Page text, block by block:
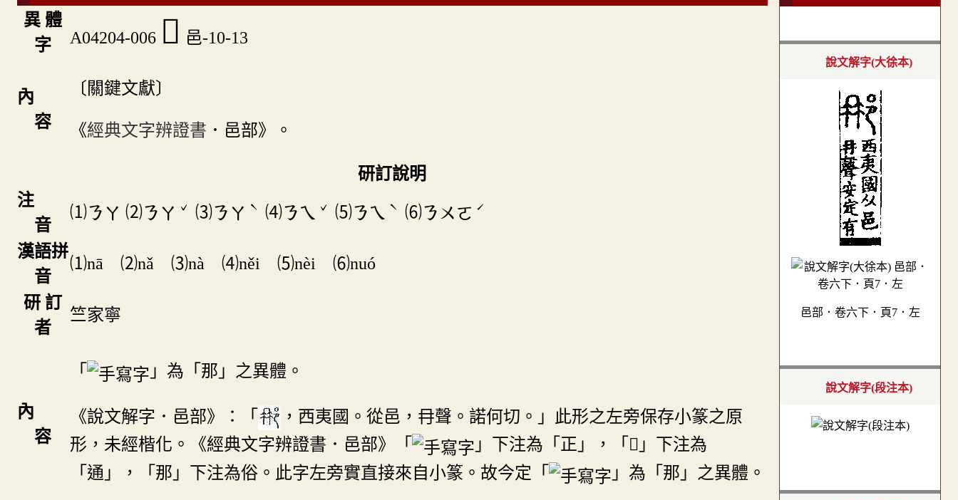
異 體
字
A04204-006 󶇸 邑-10-13
內
容
〔關鍵文獻〕
《經典文字辨證書 ．邑部》。
研訂說明
注
音
⑴ㄋㄚ ⑵ㄋㄚ ˇ ⑶ㄋㄚ ˋ ⑷ㄋㄟ ˇ ⑸ㄋㄟ ˋ ⑹ㄋㄨㄛ ˊ
漢語拼
音
⑴nā ⑵nǎ ⑶nà ⑷něi ⑸nèi ⑹nuó
研 訂
者
竺家寧
內
容
「 」為「那」之異體。
《說文解字．邑部》：「
，西夷國。從邑，冄聲。諾何切。」此形之左旁保存小篆之原
形，未經楷化。《經典文字辨證書．邑部》「
」下注為「正」，「𨚗」下注為
「通」，「那」下注為俗。此字左旁實直接來自小篆。故今定「
」為「那」之異體。
說文解字(大徐本)
邑部．卷六下．頁7．左
說文解字(段注本)